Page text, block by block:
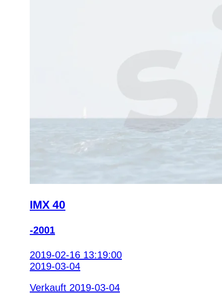
IMX 40
-2001
2019-02-16 13:19:00
2019-03-04
Verkauft 2019-03-04